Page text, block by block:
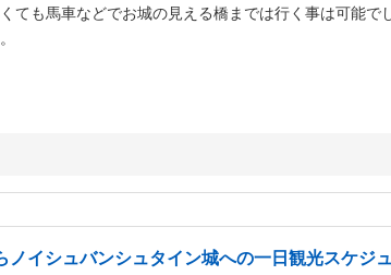
ても馬車などでお城の見える橋までは行く事は可能で
ノイシュバンシュタイン城への一日観光スケジ